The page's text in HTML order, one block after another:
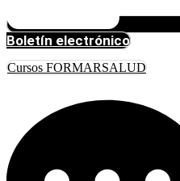
Boletín electrónico
Cursos FORMARSALUD